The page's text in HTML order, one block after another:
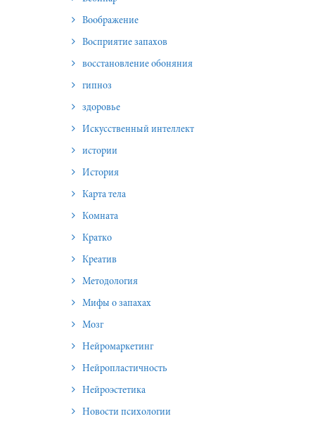
Воображение
Восприятие запахов
восстановление обоняния
гипноз
здоровье
Искусственный интеллект
истории
История
Карта тела
Комната
Кратко
Креатив
Методология
Мифы о запахах
Мозг
Нейромаркетинг
Нейропластичность
Нейроэстетика
Новости психологии